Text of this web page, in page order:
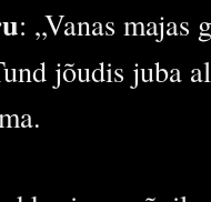
: „Vanas
jõudis juba